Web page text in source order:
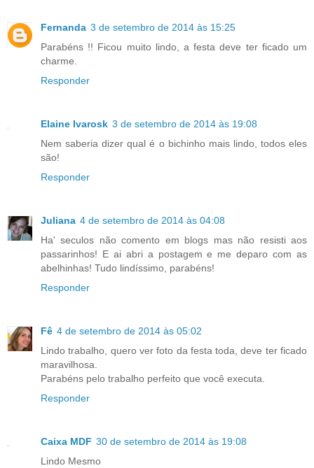
Fernanda 3 de setembro de 2014 às 15:25
Parabéns !! Ficou muito lindo, a festa deve ter ficado um
charme.
Responder
Elaine Ivarosk 3 de setembro de 2014 às 19:08
Nem saberia dizer qual é o bichinho mais lindo, todos eles
são!
Responder
Juliana 4 de setembro de 2014 às 04:08
Ha' seculos não comento em blogs mas não resisti aos
passarinhos! E ai abri a postagem e me deparo com as
abelhinhas! Tudo lindíssimo, parabéns!
Responder
Fê 4 de setembro de 2014 às 05:02
Lindo trabalho, quero ver foto da festa toda, deve ter ficado
maravilhosa.
Parabéns pelo trabalho perfeito que você executa.
Responder
Caixa MDF 30 de setembro de 2014 às 19:08
Lindo Mesmo